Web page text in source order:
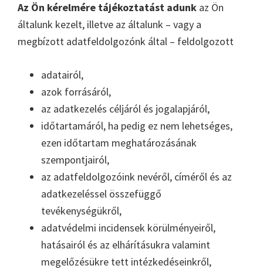
Az Ön kérelmére tájékoztatást adunk az Ön
általunk kezelt, illetve az általunk – vagy a
megbízott adatfeldolgozónk által – feldolgozott
adatairól,
azok forrásáról,
az adatkezelés céljáról és jogalapjáról,
időtartamáról, ha pedig ez nem lehetséges,
ezen időtartam meghatározásának
szempontjairól,
az adatfeldolgozóink nevéről, címéről és az
adatkezeléssel összefüggő
tevékenységükről,
adatvédelmi incidensek körülményeiről,
hatásairól és az elhárításukra valamint
megelőzésükre tett intézkedéseinkről,